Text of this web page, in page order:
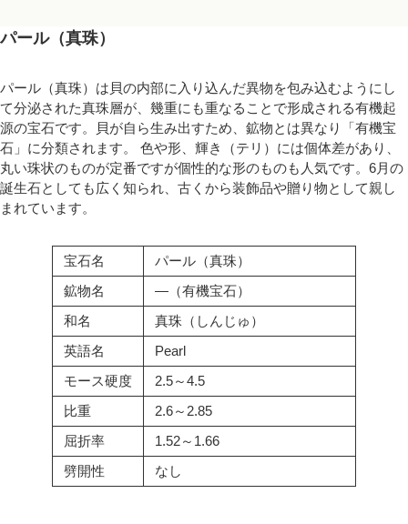
パール（真珠）
パール（真珠）は貝の内部に入り込んだ異物を包み込むようにし
て分泌された真珠層が、幾重にも重なることで形成される有機起
源の宝石です。貝が自ら生み出すため、鉱物とは異なり「有機宝
石」に分類されます。 色や形、輝き（テリ）には個体差があり、
丸い珠状のものが定番ですが個性的な形のものも人気です。6月の
誕生石としても広く知られ、古くから装飾品や贈り物として親し
まれています。
宝石名
パール（真珠）
鉱物名
―（有機宝石）
和名
真珠（しんじゅ）
英語名
Pearl
モース硬度
2.5～4.5
比重
2.6～2.85
屈折率
1.52～1.66
劈開性
なし